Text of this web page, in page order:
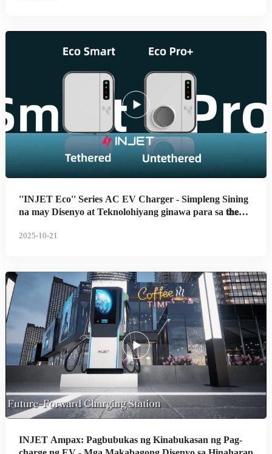
''INJET Eco'' Series AC EV Charger - Simpleng Sining
na may Disenyo at Teknolohiyang ginawa para sa 𝐭𝐡𝐞
2025-10-21
INJET Ampax: Pagbubukas ng Kinabukasan ng Pag-